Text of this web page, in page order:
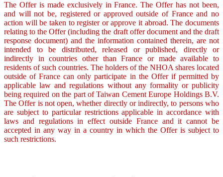
The Offer is made exclusively in France. The Offer has not been,
and will not be, registered or approved outside of France and no
action will be taken to register or approve it abroad. The documents
relating to the Offer (including the draft offer document and the draft
response document) and the information contained therein, are not
intended to be distributed, released or published, directly or
indirectly in countries other than France or made available to
residents of such countries. The holders of the NHOA shares located
outside of France can only participate in the Offer if permitted by
applicable law and regulations without any formality or publicity
being required on the part of Taiwan Cement Europe Holdings B.V.
The Offer is not open, whether directly or indirectly, to persons who
are subject to particular restrictions applicable in accordance with
laws and regulations in effect outside France and it cannot be
accepted in any way in a country in which the Offer is subject to
such restrictions.